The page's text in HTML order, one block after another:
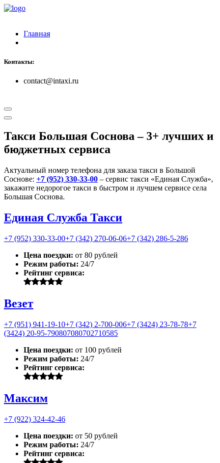
Главная
Контакты:
contact@intaxi.ru
Такси Большая Соснова– 3+ лучших и
бюджетных сервиса
Актуальный номер телефона для заказа такси в Большой
Соснове: +7 (952) 330-33-00 – сервис такси «Единая Служба»,
закажите недорогое такси в быстром и лучшем сервисе села
Большая Соснова.
Единая Служба Такси
+7 (952) 330-33-00+7 (342) 270-06-06+7 (342) 286-5-286
Цена поездки: от 80 рублей
Режим работы: 24/7
Рейтинг сервиса:
Везет
+7 (951) 941-19-10+7 (342) 2-700-006+7 (3424) 23-78-78+7
(3424) 20-95-790807080702710585
Цена поездки: от 100 рублей
Режим работы: 24/7
Рейтинг сервиса:
Максим
+7 (922) 324-42-46
Цена поездки: от 50 рублей
Режим работы: 24/7
Рейтинг сервиса: